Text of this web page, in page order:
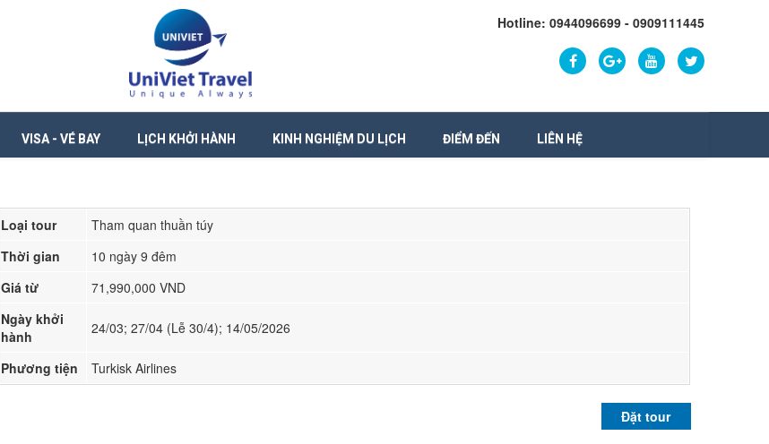
Hotline: 0944096699 - 0909111445
VISA - VÉ BAY LỊCH KHỞI HÀNH KINH NGHIỆM DU LỊCH ĐIỂM ĐẾN LIÊN HỆ
Loại tour
Tham quan thuần túy
Thời gian
10 ngày 9 đêm
Giá từ
71,990,000 VND
Ngày khởi
hành
24/03; 27/04 (Lễ 30/4); 14/05/2026
Phương tiện Turkisk Airlines
Đặt tour